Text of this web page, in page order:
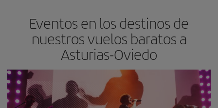
Eventos en los destinos de
nuestros vuelos baratos a
Asturias-Oviedo